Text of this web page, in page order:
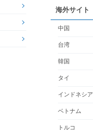
海外サイト
中国
台湾
韓国
タイ
インドネシア
ベトナム
トルコ